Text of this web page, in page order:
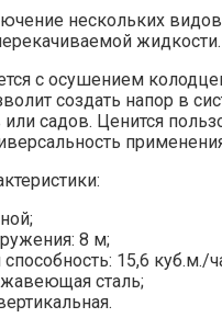
нескольких
жидкости.
с осушением
создать напор в
садов. Ценится
8 м;
15,6 куб.м./
сталь;